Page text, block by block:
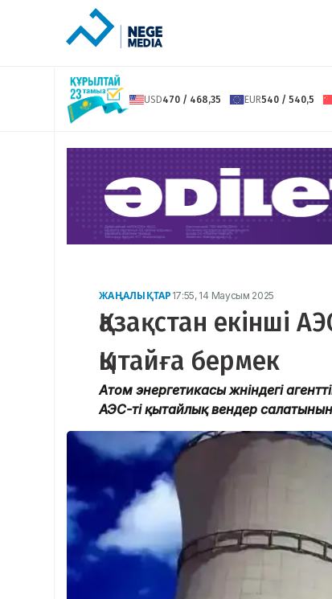
USD470 / 468,35 EUR540 / 540,5
ЖАҢАЛЫҚТАР 17:55, 14 Маусым 2025
Қазақстан екінші
Қытайға бермек
Атом энергетикасы жөніндегі
АЭС-ті қытайлық вендер салатынын